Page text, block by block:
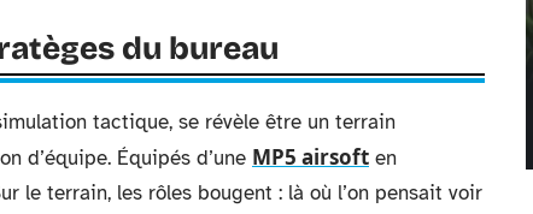
du bureau
tactique, se révèle être un terrain
d’équipe. Équipés d’une MP5 airsoft en
le terrain, les rôles bougent : là où l’on pensait voir